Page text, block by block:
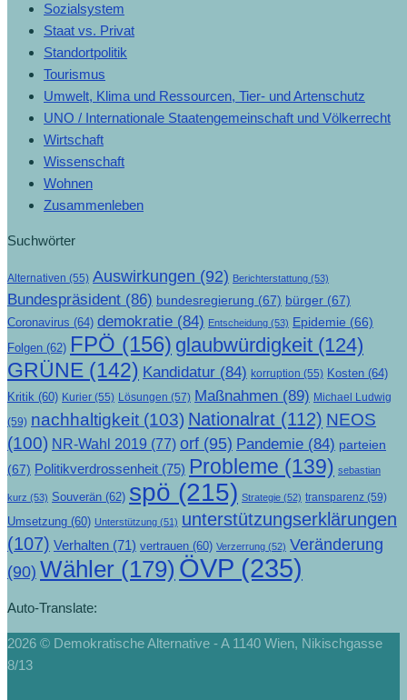
Sozialsystem
Staat vs. Privat
Standortpolitik
Tourismus
Umwelt, Klima und Ressourcen, Tier- und Artenschutz
UNO / Internationale Staatengemeinschaft und Völkerrecht
Wirtschaft
Wissenschaft
Wohnen
Zusammenleben
Suchwörter
Alternativen (55) Auswirkungen (92) Berichterstattung (53)
Bundespräsident (86) bundesregierung (67) bürger (67)
Coronavirus (64) demokratie (84) Entscheidung (53) Epidemie (66)
Folgen (62) FPÖ (156) glaubwürdigkeit (124)
GRÜNE (142) Kandidatur (84) korruption (55) Kosten (64)
Kritik (60) Kurier (55) Lösungen (57) Maßnahmen (89) Michael Ludwig
(59) nachhaltigkeit (103) Nationalrat (112) NEOS
(100) NR-Wahl 2019 (77) orf (95) Pandemie (84) parteien
(67) Politikverdrossenheit (75) Probleme (139) sebastian
kurz (53) Souverän (62) spö (215) Strategie (52) transparenz (59)
Umsetzung (60) Unterstützung (51) unterstützungserklärungen
(107) Verhalten (71) vertrauen (60) Verzerrung (52) Veränderung
(90) Wähler (179) ÖVP (235)
Auto-Translate:
2026 © Demokratische Alternative - A 1140 Wien, Nikischgasse
8/13